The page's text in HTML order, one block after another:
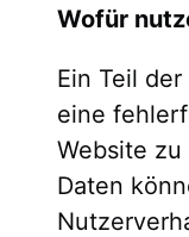
Wofür
Ein Teil
eine
Website
Daten